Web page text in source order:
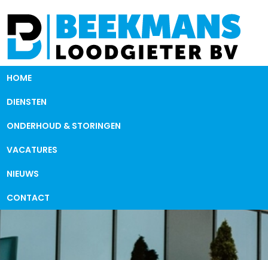
HOME
DIENSTEN
ONDERHOUD & STORINGEN
VACATURES
NIEUWS
CONTACT